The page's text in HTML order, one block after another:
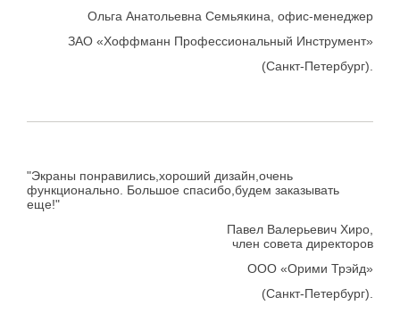
Ольга Анатольевна Семьякина, офис-менеджер
ЗАО «Хоффманн Профессиональный Инструмент»
(Санкт-Петербург).
"Экраны понравились,хороший дизайн,очень
функционально. Большое спасибо,будем заказывать
еще!"
Павел Валерьевич Хиро,
член совета директоров
ООО «Орими Трэйд»
(Санкт-Петербург).